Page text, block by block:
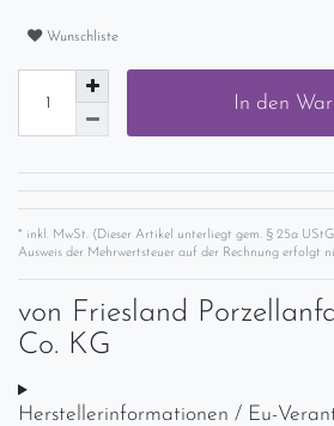
Wunschliste
In den
* inkl. MwSt. (Dieser Artikel unterliegt gem. § 25a
Ausweis der Mehrwertsteuer auf der Rechnung erfolgt
von Friesland
Co. KG
Herstellerinformationen / Eu-